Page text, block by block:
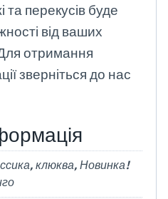
та перекусів буде
від ваших
отримання
зверніться до нас
клюква, Новинка!